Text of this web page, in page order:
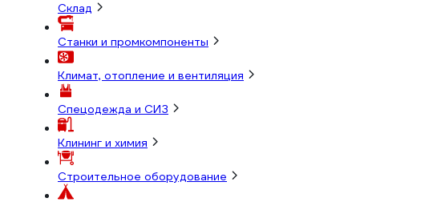
Склад
Станки и промкомпоненты
Климат, отопление и вентиляция
Спецодежда и СИЗ
Клининг и химия
Строительное оборудование